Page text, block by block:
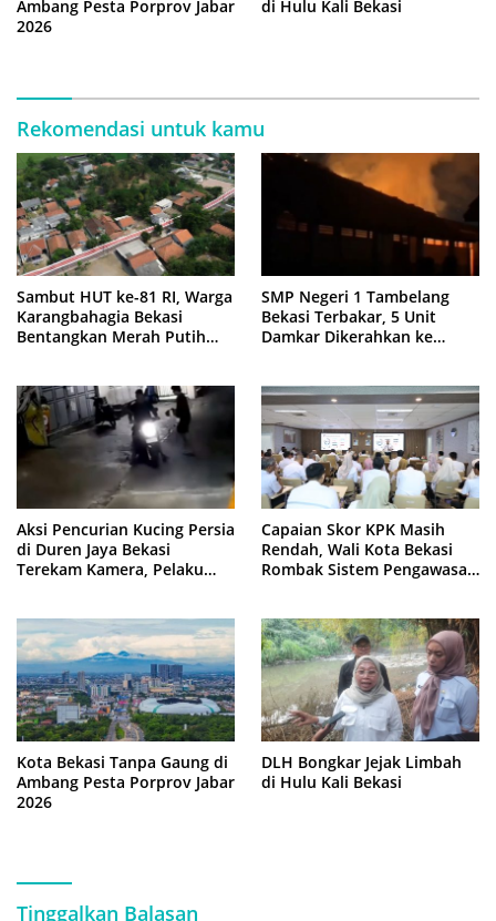
Ambang Pesta Porprov Jabar
2026
di Hulu Kali Bekasi
Rekomendasi untuk kamu
Sambut HUT ke-81 RI, Warga
Karangbahagia Bekasi
Bentangkan Merah Putih
SMP Negeri 1 Tambelang
Bekasi Terbakar, 5 Unit
Damkar Dikerahkan ke
Aksi Pencurian Kucing Persia
di Duren Jaya Bekasi
Terekam Kamera, Pelaku
Capaian Skor KPK Masih
Rendah, Wali Kota Bekasi
Rombak Sistem Pengawasan
Kota Bekasi Tanpa Gaung di
Ambang Pesta Porprov Jabar
2026
DLH Bongkar Jejak Limbah
di Hulu Kali Bekasi
Tinggalkan Balasan